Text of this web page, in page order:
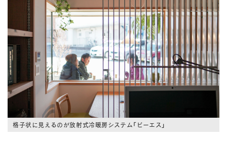
格子状に見えるのが放射式冷暖房システム「ピーエス」